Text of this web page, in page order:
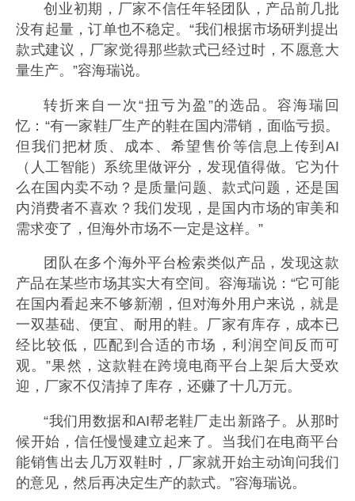
创业初期，厂家不信任年轻团队，产品前几批
没有起量，订单也不稳定。“我们根据市场研判提出
款式建议，厂家觉得那些款式已经过时，不愿意大
量生产。”容海瑞说。
转折来自一次“扭亏为盈”的选品。容海瑞回
忆：“有一家鞋厂生产的鞋在国内滞销，面临亏损。
但我们把材质、成本、希望售价等信息上传到AI
（人工智能）系统里做评分，发现值得做。它为什
么在国内卖不动？是质量问题、款式问题，还是国
内消费者不喜欢？我们发现，是国内市场的审美和
需求变了，但海外市场不一定是这样。”
团队在多个海外平台检索类似产品，发现这款
产品在某些市场其实大有空间。容海瑞说：“它可能
在国内看起来不够新潮，但对海外用户来说，就是
一双基础、便宜、耐用的鞋。厂家有库存，成本已
经比较低，匹配到合适的市场，利润空间反而可
观。”果然，这款鞋在跨境电商平台上架后大受欢
迎，厂家不仅清掉了库存，还赚了十几万元。
“我们用数据和AI帮老鞋厂走出新路子。从那时
候开始，信任慢慢建立起来了。当我们在电商平台
能销售出去几万双鞋时，厂家就开始主动询问我们
的意见，然后再决定生产的款式。”容海瑞说。